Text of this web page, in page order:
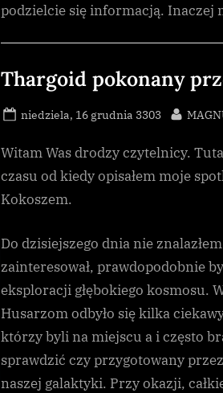
podzielcie się informacją. Inaczej
kategorii
Thargoid pokonany
Posted
niedziela, 16 grudnia 3303 By
Witam Was drodzy czytelnicy.
czasu od kiedy opisałem moje
Kokoszem.
Do dzisiejszego dnia nie
zainteresował, prawdopodobnie
eksploracji głębokiego kosmosu.
Husarzom odbyło się kilka
którzy byli na miejscu a i często
sprawdzić czy przygotowany
naszej galaktyki. Przy okazji,